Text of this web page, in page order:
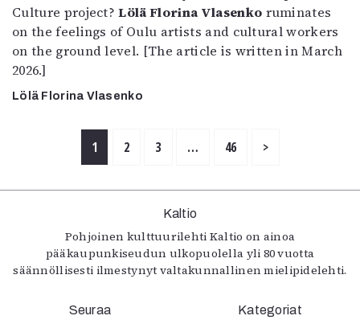
Culture project?Lölä Florina Vlasenko ruminates
on the feelings of Oulu artists and cultural workers
on the ground level. [The article is written in March
2026.]
Lölä Florina Vlasenko
1 2 3 … 46 >
Kaltio
Pohjoinen kulttuurilehti Kaltio on ainoa
pääkaupunkiseudun ulkopuolella yli 80 vuotta
säännöllisesti ilmestynyt valtakunnallinen mielipidelehti.
Seuraa Kategoriat